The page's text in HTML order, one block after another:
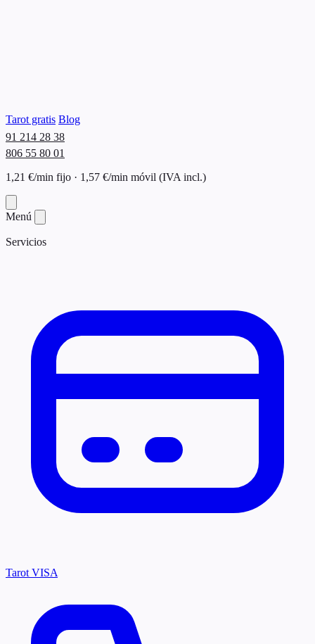
Tarot gratis Blog
91 214 28 38
806 55 80 01
1,21 €/min fijo · 1,57 €/min móvil (IVA incl.)
Menú
Servicios
Tarot VISA